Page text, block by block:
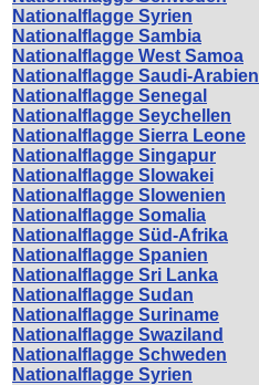
Nationalflagge Syrien
Nationalflagge Sambia
Nationalflagge West Samoa
Nationalflagge Saudi-Arabien
Nationalflagge Senegal
Nationalflagge Seychellen
Nationalflagge Sierra Leone
Nationalflagge Singapur
Nationalflagge Slowakei
Nationalflagge Slowenien
Nationalflagge Somalia
Nationalflagge Süd-Afrika
Nationalflagge Spanien
Nationalflagge Sri Lanka
Nationalflagge Sudan
Nationalflagge Suriname
Nationalflagge Swaziland
Nationalflagge Schweden
Nationalflagge Syrien